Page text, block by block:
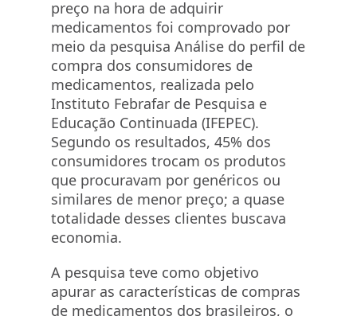
preço na hora de adquirir
medicamentos foi comprovado por
meio da pesquisa Análise do perfil de
compra dos consumidores de
medicamentos, realizada pelo
Instituto Febrafar de Pesquisa e
Educação Continuada (IFEPEC).
Segundo os resultados, 45% dos
consumidores trocam os produtos
que procuravam por genéricos ou
similares de menor preço; a quase
totalidade desses clientes buscava
economia.
A pesquisa teve como objetivo
apurar as características de compras
de medicamentos dos brasileiros, o